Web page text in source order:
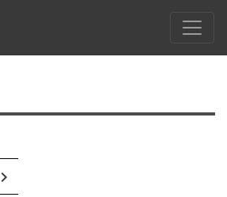
keyboard_arrow_right